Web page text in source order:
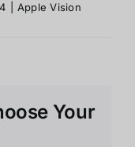
Apple Vision
Your